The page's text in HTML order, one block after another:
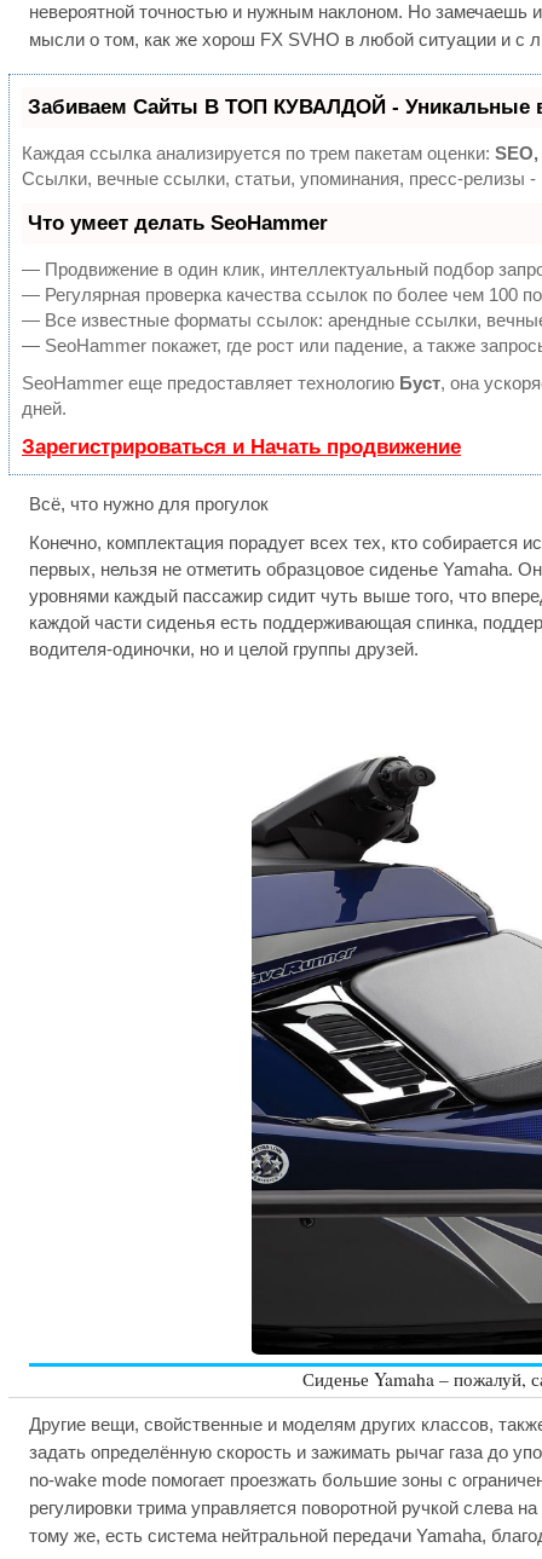
невероятной точностью и нужным наклоном. Но замечаешь
мысли о том, как же хорош FX SVHO в любой ситуации и с
Забиваем Сайты В ТОП КУВАЛДОЙ - Уникальные
Каждая ссылка анализируется по трем пакетам оценки:
Ссылки, вечные ссылки, статьи, упоминания, пресс-релизы
Что умеет делать SeoHammer
— Продвижение в один клик, интеллектуальный подбор
— Регулярная проверка качества ссылок по более чем 100
— Все известные форматы ссылок: арендные ссылки,
— SeoHammer покажет, где рост или падение, а также
SeoHammer еще предоставляет технологию Буст, она
дней.
Зарегистрироваться и Начать продвижение
Всё, что нужно для прогулок
Конечно, комплектация порадует всех тех, кто
первых, нельзя не отметить образцовое сиденье Yamaha.
уровнями каждый пассажир сидит чуть выше того, что
каждой части сиденья есть поддерживающая спинка,
водителя-одиночки, но и целой группы друзей.
Сиденье Yamaha – пожалуй,
Другие вещи, свойственные и моделям других классов,
задать определённую скорость и зажимать рычаг газа до
no-wake mode помогает проезжать большие зоны с
регулировки трима управляется поворотной ручкой слева
тому же, есть система нейтральной передачи Yamaha,